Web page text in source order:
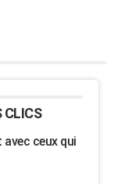
CLICS
ceux qui